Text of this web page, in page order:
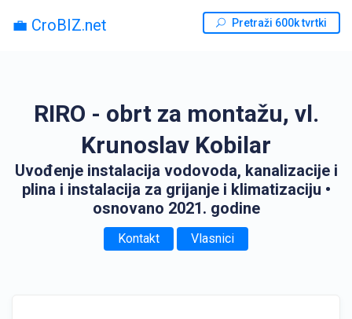
💼 CroBIZ.net Pretraži 600k tvrtki
RIRO - obrt za montažu, vl.
Krunoslav Kobilar
Uvođenje instalacija vodovoda, kanalizacije i
plina i instalacija za grijanje i klimatizaciju •
osnovano 2021. godine
Kontakt Vlasnici